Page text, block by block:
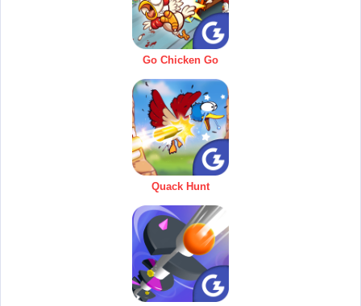
Go Chicken Go
Quack Hunt